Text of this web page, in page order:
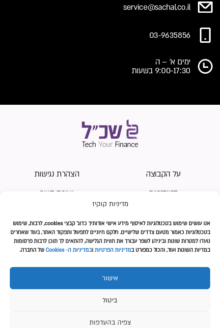
מדיניות קוקיז
אנו עושים שימוש בטכנולוגיות לאיסוף מידע אישי אודותיך כדוג' קבצי cookies, לרבות, שימוש
בטכנולוגיות כאמור מטעם צדדים שלישיים. חלקם חיוניים לתפעול ותפקוד האתר, בעוד שאחרים
נועדו למטרות שונות וביניהן לשפר עבורך את חווית הגלישה, להתאים לך תוכן לרבות פרסומות
במדיות השונות ועוד, והכול כמפורט במדיניות הפרטיות ובמדיניות ה- Cookies של החברה.
אישור
ביטול
צפיה בהעדפות
service@sachal.co.il
03-9635856
ימים א' – ה
9:00-17:30 בשעות
על הקבוצה
סטודנטים
משכנתאות
מהתקשורת
הצהרת נגישות
יצירת קשר
מדיניות פרטיות
תנאי השימוש
עקבו אחרינו